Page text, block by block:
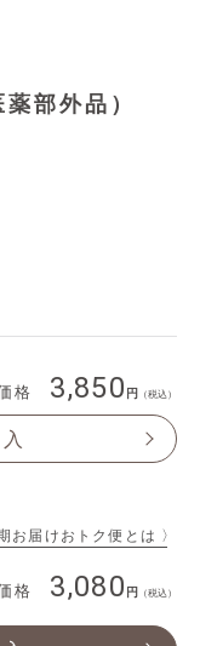
部外品）
格 3,850 （税込）
お届けおトク便とは 〉
格 3,080 （税込）